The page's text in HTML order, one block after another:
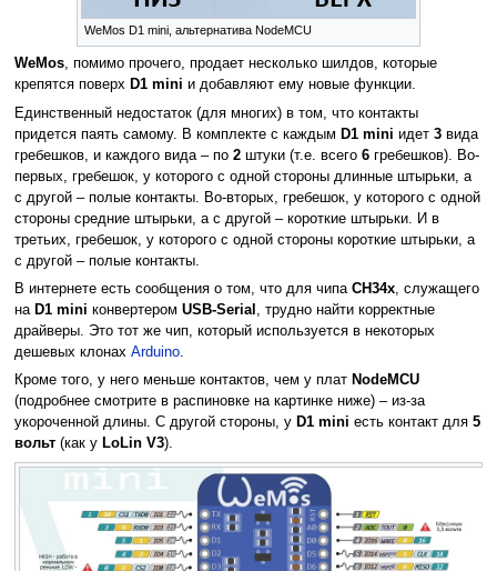
WeMos D1 mini, альтернатива NodeMCU
WeMos, помимо прочего, продает несколько шилдов, которые
крепятся поверх D1 mini и добавляют ему новые функции.
Единственный недостаток (для многих) в том, что контакты
придется паять самому. В комплекте с каждым D1 mini идет 3вида
гребешков, и каждого вида – по 2штуки (т.е. всего 6гребешков). Во-
первых, гребешок, у которого с одной стороны длинные штырьки, а
с другой – полые контакты. Во-вторых, гребешок, у которого с одной
стороны средние штырьки, а с другой – короткие штырьки. И в
третьих, гребешок, у которого с одной стороны короткие штырьки, а
с другой – полые контакты.
В интернете есть сообщения о том, что для чипа CH34x, служащего
на D1 mini конвертером USB-Serial , трудно найти корректные
драйверы. Это тот же чип, который используется в некоторых
дешевых клонах Arduino.
Кроме того, у него меньше контактов, чем у плат NodeMCU
(подробнее смотрите в распиновке на картинке ниже) – из-за
укороченной длины. С другой стороны, у D1 mini есть контакт для 5
вольт(как у LoLin V3).